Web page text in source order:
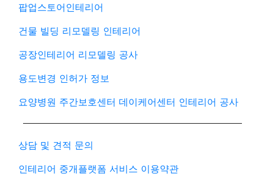
팝업스토어인테리어
건물 빌딩 리모델링 인테리어
공장인테리어 리모델링 공사
용도변경 인허가 정보
요양병원 주간보호센터 데이케어센터 인테리어 공사
상담 및 견적 문의
인테리어 중개플랫폼 서비스 이용약관